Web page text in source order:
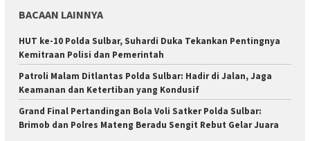
BACAAN LAINNYA
HUT ke-10 Polda Sulbar, Suhardi Duka Tekankan Pentingnya
Kemitraan Polisi dan Pemerintah
Patroli Malam Ditlantas Polda Sulbar: Hadir di Jalan, Jaga
Keamanan dan Ketertiban yang Kondusif
Grand Final Pertandingan Bola Voli Satker Polda Sulbar:
Brimob dan Polres Mateng Beradu Sengit Rebut Gelar Juara